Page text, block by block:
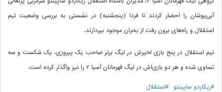
آبی‌پوشان را احضار کردند تا فردا (پنجشنبه) در نشستی به بررسی وضعیت تیم
استقلال و راه‌های برون رفت از بحران موجود بپردازند.
تیم استقلال در پنج بازی اخیرش در لیگ برتر صاحب یک پیروزی، یک شکست و سه
تساوی شده و هر دو بازی‌اش در لیگ قهرمانان آسیا 2 را نیز واگذار کرده است.
#ریکاردو ساپینتو #استقلال